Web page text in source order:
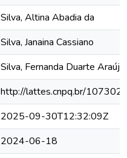
Silva, Altina Abadia da
Silva, Janaina Cassiano
Silva, Fernanda Duarte Araújo
http://lattes.cnpq.br/
2025-09-30T12:32:09Z
2024-06-18